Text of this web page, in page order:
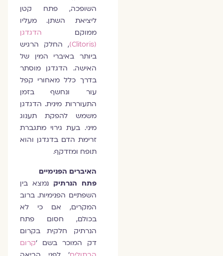
השופכה, פתח קטן
ליציאת השתן. מעליו
ממוקם
הדגדגן
, החלק הרגיש
ביותר באיברי המין של
האישה. הדגדגן מוסתר
בדרך כלל מאחורי קפל
עור ונחשף בזמן
התעוררות מינית. הדגדגן
משמש להפקת תענוג
מיני. בעת גירוי מתגברת
זרימת הדם בדגדגן והוא
תופח ומזדקף.
האיברים הפנימיים
פתח הנרתיקנמצא בין
השפתיים הפנימיות. ברוב
המקרים, אם כי לא
בכולם, חסום פתח
הנרתיק חלקית בקרום
דק המוכר בשם ‘ קרום